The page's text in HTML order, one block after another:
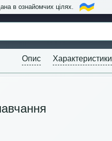
в ознайомчих цілях.
Опис Характеристики